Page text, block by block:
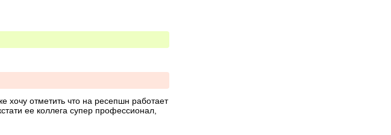
отметить что на ресепшн работает
ее коллега супер профессионал,